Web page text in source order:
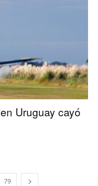
Uruguay cayó
79